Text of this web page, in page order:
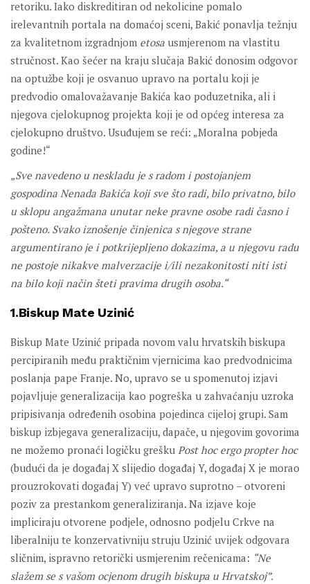
retoriku. Iako diskreditiran od nekolicine pomalo
irelevantnih portala na domaćoj sceni, Bakić ponavlja težnju
za kvalitetnom izgradnjom etosa usmjerenom na vlastitu
stručnost. Kao šećer na kraju slučaja Bakić donosim odgovor
na optužbe koji je osvanuo upravo na portalu koji je
predvodio omalovažavanje Bakića kao poduzetnika, ali i
njegova cjelokupnog projekta koji je od općeg interesa za
cjelokupno društvo. Usuđujem se reći: „Moralna pobjeda
godine!“
„Sve navedeno u neskladu je s radom i postojanjem
gospodina Nenada Bakića koji sve što radi, bilo privatno, bilo
u sklopu angažmana unutar neke pravne osobe radi časno i
pošteno. Svako iznošenje činjenica s njegove strane
argumentirano je i potkrijepljeno dokazima, a u njegovu radu
ne postoje nikakve malverzacije i/ili nezakonitosti niti isti
na bilo koji način šteti pravima drugih osoba.“
1.Biskup Mate Uzinić
Biskup Mate Uzinić pripada novom valu hrvatskih biskupa
percipiranih među praktičnim vjernicima kao predvodnicima
poslanja pape Franje. No, upravo se u spomenutoj izjavi
pojavljuje generalizacija kao pogreška u zahvaćanju uzroka
pripisivanja određenih osobina pojedinca cijeloj grupi. Sam
biskup izbjegava generalizaciju, dapače, u njegovim govorima
ne možemo pronaći logičku grešku Post hoc ergo propter hoc
(budući da je događaj X slijedio događaj Y, događaj X je morao
prouzrokovati događaj Y) već upravo suprotno – otvoreni
poziv za prestankom generaliziranja. Na izjave koje
impliciraju otvorene podjele, odnosno podjelu Crkve na
liberalniju te konzervativniju struju Uzinić uvijek odgovara
sličnim, ispravno retorički usmjerenim rečenicama: “Ne
slažem se s vašom ocjenom drugih biskupa u Hrvatskoj”.